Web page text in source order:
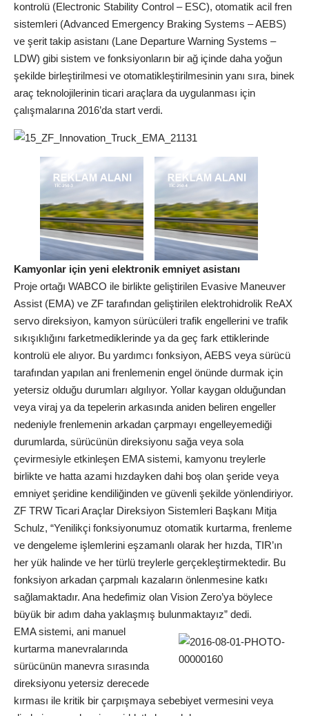
kontrolü (Electronic Stability Control – ESC), otomatik acil fren
sistemleri (Advanced Emergency Braking Systems – AEBS)
ve şerit takip asistanı (Lane Departure Warning Systems –
LDW) gibi sistem ve fonksiyonların bir ağ içinde daha yoğun
şekilde birleştirilmesi ve otomatikleştirilmesinin yanı sıra, binek
araç teknolojilerinin ticari araçlara da uygulanması için
çalışmalarına 2016’da start verdi.
Kamyonlar için yeni elektronik emniyet asistanı
Proje ortağı WABCO ile birlikte geliştirilen Evasive Maneuver
Assist (EMA) ve ZF tarafından geliştirilen elektrohidrolik ReAX
servo direksiyon, kamyon sürücüleri trafik engellerini ve trafik
sıkışıklığını farketmediklerinde ya da geç fark ettiklerinde
kontrolü ele alıyor. Bu yardımcı fonksiyon, AEBS veya sürücü
tarafından yapılan ani frenlemenin engel önünde durmak için
yetersiz olduğu durumları algılıyor. Yollar kaygan olduğundan
veya viraj ya da tepelerin arkasında aniden beliren engeller
nedeniyle frenlemenin arkadan çarpmayı engelleyemediği
durumlarda, sürücünün direksiyonu sağa veya sola
çevirmesiyle etkinleşen EMA sistemi, kamyonu treylerle
birlikte ve hatta azami hızdayken dahi boş olan şeride veya
emniyet şeridine kendiliğinden ve güvenli şekilde yönlendiriyor.
ZF TRW Ticari Araçlar Direksiyon Sistemleri Başkanı Mitja
Schulz, “Yenilikçi fonksiyonumuz otomatik kurtarma, frenleme
ve dengeleme işlemlerini eşzamanlı olarak her hızda, TIR’ın
her yük halinde ve her türlü treylerle gerçekleştirmektedir. Bu
fonksiyon arkadan çarpmalı kazaların önlenmesine katkı
sağlamaktadır. Ana hedefimiz olan Vision Zero’ya böylece
büyük bir adım daha yaklaşmış bulunmaktayız” dedi.
EMA sistemi, ani manuel
kurtarma manevralarında
sürücünün manevra sırasında
direksiyonu yetersiz derecede
kırması ile kritik bir çarpışmaya sebebiyet vermesini veya